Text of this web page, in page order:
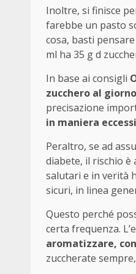
Inoltre, si finisce
farebbe un pasto
cosa, basti
ml ha 35 g d
In base ai consigli
zucchero al giorno
precisazione
in maniera
Peraltro, se ad
diabete, il rischio è
salutari e in verità
sicuri, in linea
Questo perché
certa frequenza.
aromatizzare,
zuccherate